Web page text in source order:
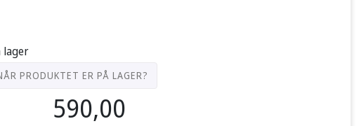
lager
PRODUKTET ER PÅ LAGER?
590,00